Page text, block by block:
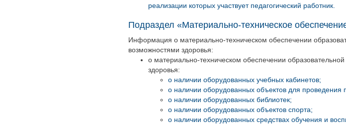
реализации которых участвует педагогический работник.
Подраздел «Материально-техническое
Информация о материально-техническом обеспечении
возможностями здоровья:
о материально-техническом обеспечении
здоровья:
о наличии оборудованных учебных кабинетов;
о наличии оборудованных объектов для проведения
о наличии оборудованных библиотек;
о наличии оборудованных объектов спорта;
о наличии оборудованных средствах обучения и